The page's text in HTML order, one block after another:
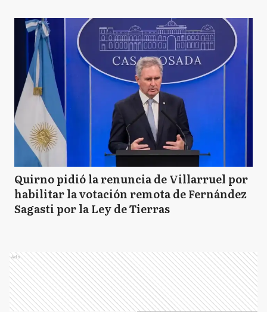
Quirno pidió la renuncia de Villarruel por
habilitar la votación remota de Fernández
Sagasti por la Ley de Tierras
Ads